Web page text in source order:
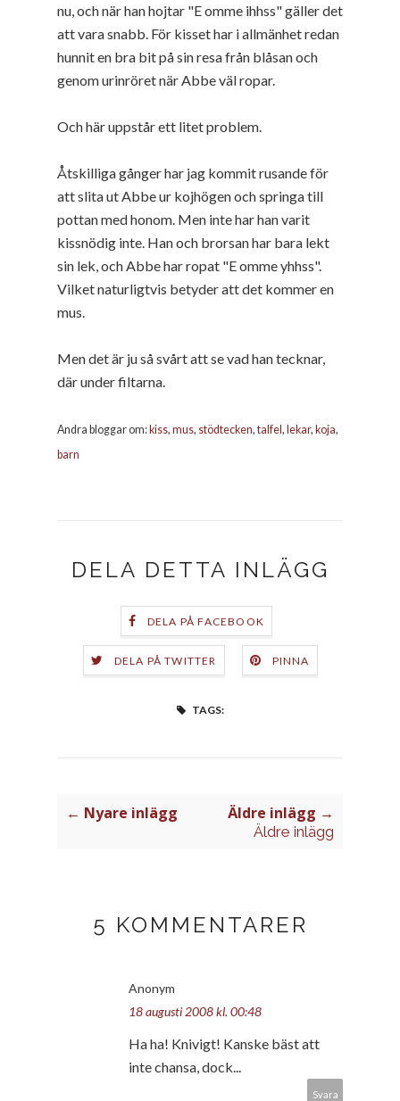
nu, och när han hojtar "E omme ihhss" gäller det
att vara snabb. För kisset har i allmänhet redan
hunnit en bra bit på sin resa från blåsan och
genom urinröret när Abbe väl ropar.
Och här uppstår ett litet problem.
Åtskilliga gånger har jag kommit rusande för
att slita ut Abbe ur kojhögen och springa till
pottan med honom. Men inte har han varit
kissnödig inte. Han och brorsan har bara lekt
sin lek, och Abbe har ropat "E omme yhhss".
Vilket naturligtvis betyder att det kommer en
mus.
Men det är ju så svårt att se vad han tecknar,
där under filtarna.
Andra bloggar om:kiss, mus, stödtecken, talfel, lekar, koja,
barn
DELA DETTA INLÄGG
DELA PÅ FACEBOOK
DELA PÅ TWITTER PINNA
TAGS:
← Nyare inlägg Äldre inlägg →
Äldre inlägg
5 KOMMENTARER
Anonym
18 augusti 2008 kl. 00:48
Ha ha! Knivigt! Kanske bäst att
inte chansa, dock...
Svara